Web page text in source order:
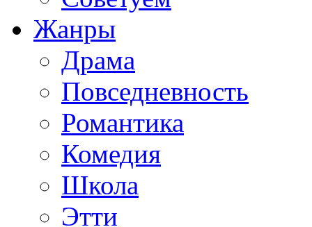
Жанры
Драма
Повседневность
Романтика
Комедия
Школа
Этти